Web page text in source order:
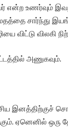
என்ற உணர்வும்
சார்ந்து
விலகி
அணுகவும்.
இனத்திற்குச்
ஏனெனில் ஒரு